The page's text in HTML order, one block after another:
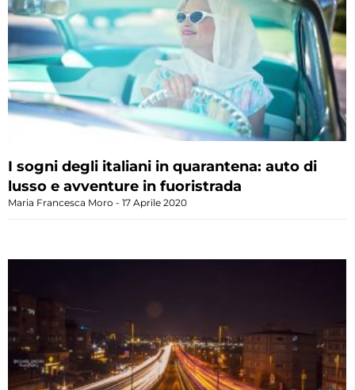
I sogni degli italiani in quarantena: auto di
lusso e avventure in fuoristrada
Maria Francesca Moro 17 Aprile 2020